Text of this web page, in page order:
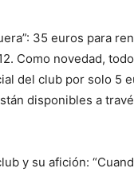
35 euros para
Como novedad,
del club por solo 5
disponibles a
y su afición: